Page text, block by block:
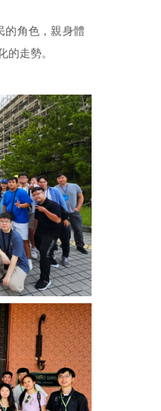
的角色，親身體
的走勢。